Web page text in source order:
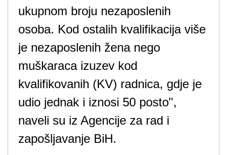
ukupnom broju nezaposlenih
osoba. Kod ostalih kvalifikacija više
je nezaposlenih žena nego
muškaraca izuzev kod
kvalifikovanih (KV) radnica, gdje je
udio jednak i iznosi 50 posto",
naveli su iz Agencije za rad i
zapošljavanje BiH.